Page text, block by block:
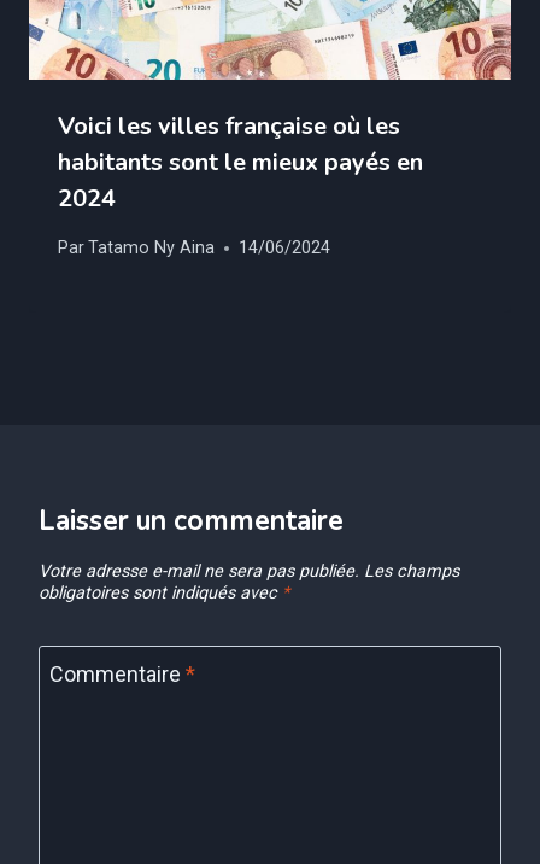
Voici les villes française où les
habitants sont le mieux payés en
2024
ParTatamo Ny Aina 14/06/2024
Laisser un commentaire
Votre adresse e-mail ne sera pas publiée. Les champs
obligatoires sont indiqués avec *
Commentaire *